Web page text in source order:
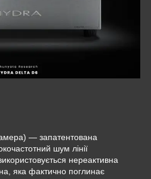
— запатентована
шум лінії
нереактивна
яка фактично поглинає